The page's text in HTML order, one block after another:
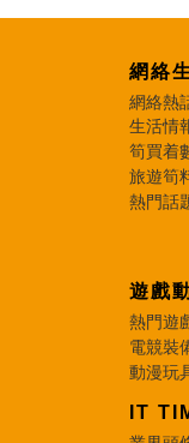
網絡
網絡熱
生活情
筍買着
旅遊筍
熱門話
遊戲
熱門遊
電競裝
動漫玩
IT